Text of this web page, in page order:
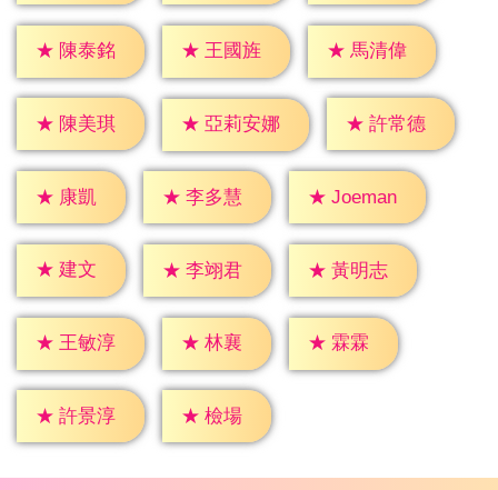
★ 陳泰銘 ★ 王國旌 ★ 馬清偉
★ 陳美琪 ★ 亞莉安娜 ★ 許常德
★ 康凱 ★ 李多慧 ★ Joeman
★ 建文 ★ 李翊君 ★ 黃明志
★ 王敏淳 ★ 林襄 ★ 霖霖
★ 許景淳 ★ 檢場